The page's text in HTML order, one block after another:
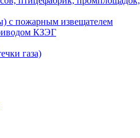
с пожарным извещателем
КЗЭГ
газа)